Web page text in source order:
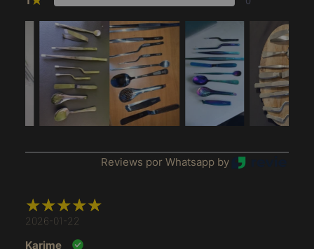
Reviews por Whatsapp by
2026-01-22
Karime
África do Sul (MXN
$)